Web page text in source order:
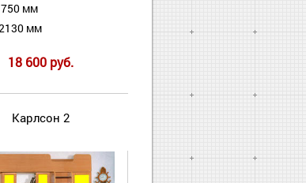
750 мм
мм
18 600 руб.
Карлсон 2